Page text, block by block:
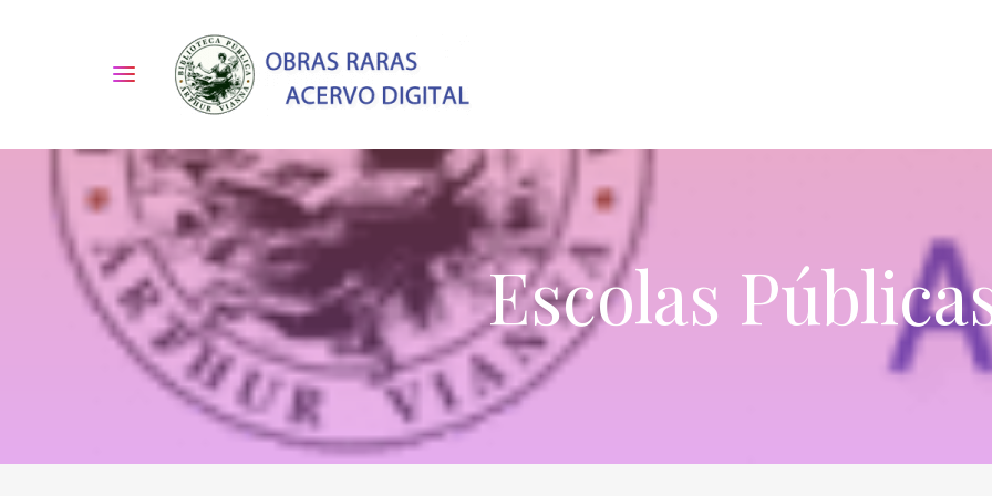
Escolas